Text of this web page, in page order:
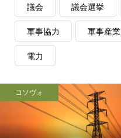
議会 議会選挙
軍事協力 軍事産業
電力
コソヴォ